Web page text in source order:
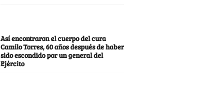
Así encontraron el cuerpo del cura
Camilo Torres, 60 años después de haber
sido escondido por un general del
Ejército